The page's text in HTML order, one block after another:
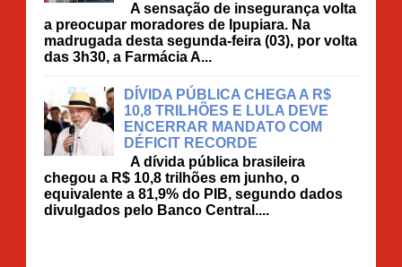
A sensação de insegurança volta
a preocupar moradores de Ipupiara. Na
madrugada desta segunda-feira (03), por volta
das 3h30, a Farmácia A...
DÍVIDA PÚBLICA CHEGA A R$
10,8 TRILHÕES E LULA DEVE
ENCERRAR MANDATO COM
DÉFICIT RECORDE
A dívida pública brasileira
chegou a R$ 10,8 trilhões em junho, o
equivalente a 81,9% do PIB, segundo dados
divulgados pelo Banco Central....